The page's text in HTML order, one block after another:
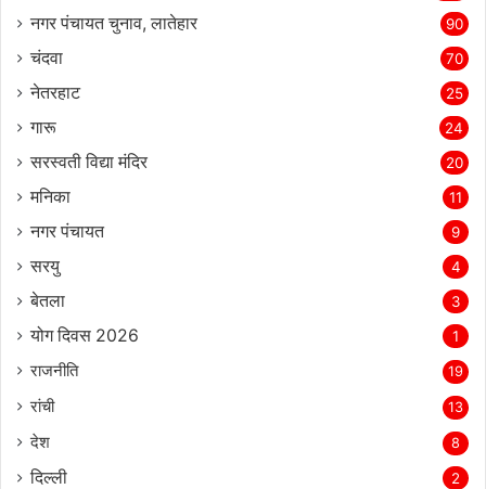
नगर पंचायत चुनाव, लातेहार 90
चंदवा 70
नेतरहाट 25
गारू 24
सरस्‍वती विद्या मंदिर 20
मनिका 11
नगर पंचायत 9
सरयु 4
बेतला 3
योग दिवस 2026 1
राजनीति 19
रांची 13
देश 8
दिल्‍ली 2